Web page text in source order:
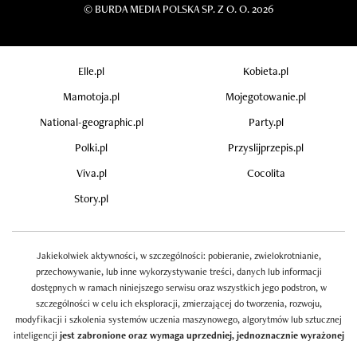
© BURDA MEDIA POLSKA SP. Z O. O. 2026
Elle.pl
Kobieta.pl
Mamotoja.pl
Mojegotowanie.pl
National-geographic.pl
Party.pl
Polki.pl
Przyslijprzepis.pl
Viva.pl
Cocolita
Story.pl
Jakiekolwiek aktywności, w szczególności: pobieranie, zwielokrotnianie,
przechowywanie, lub inne wykorzystywanie treści, danych lub informacji
dostępnych w ramach niniejszego serwisu oraz wszystkich jego podstron, w
szczególności w celu ich eksploracji, zmierzającej do tworzenia, rozwoju,
modyfikacji i szkolenia systemów uczenia maszynowego, algorytmów lub sztucznej
inteligencji jest zabronione oraz wymaga uprzedniej, jednoznacznie wyrażonej